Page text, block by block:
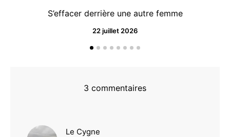
S’effacer derrière une autre femme
22 juillet 2026
3 commentaires
Le Cygne